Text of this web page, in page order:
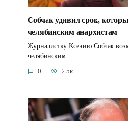
Собчак удивил срок,
челябинским анархистам
Журналистку Ксению Собчак
челябинским
0 2.5к.